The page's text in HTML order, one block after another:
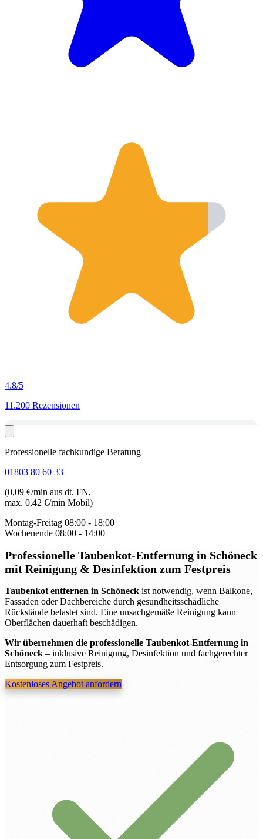
4.8/5
11.200 Rezensionen
Professionelle fachkundige Beratung
01803 80 60 33
(0,09 €/min aus dt. FN,
max. 0,42 €/min Mobil)
Montag-Freitag 08:00 - 18:00
Wochenende 08:00 - 14:00
Professionelle Taubenkot-Entfernung in Schöneck
mit Reinigung & Desinfektion zum Festpreis
Taubenkot entfernen in Schöneck ist notwendig, wenn Balkone,
Fassaden oder Dachbereiche durch gesundheitsschädliche
Rückstände belastet sind. Eine unsachgemäße Reinigung kann
Oberflächen dauerhaft beschädigen.
Wir übernehmen die professionelle Taubenkot-Entfernung in
Schöneck– inklusive Reinigung, Desinfektion und fachgerechter
Entsorgung zum Festpreis.
Kostenloses Angebot anfordern